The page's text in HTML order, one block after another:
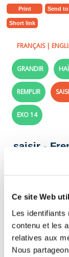
Ce site Web
Les identifiants
contenu et les
relatives aux
Nous
Print Send
Short link
FRANÇAIS|
GRANDIR
REMPLIR
EXO 14
saisir -
Au moment
vol.
Les policiers